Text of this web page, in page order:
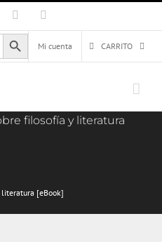
Instagram
Botón de búsqueda
Mi cuenta
CARRITO
filosofía y literatura
literatura [eBook]